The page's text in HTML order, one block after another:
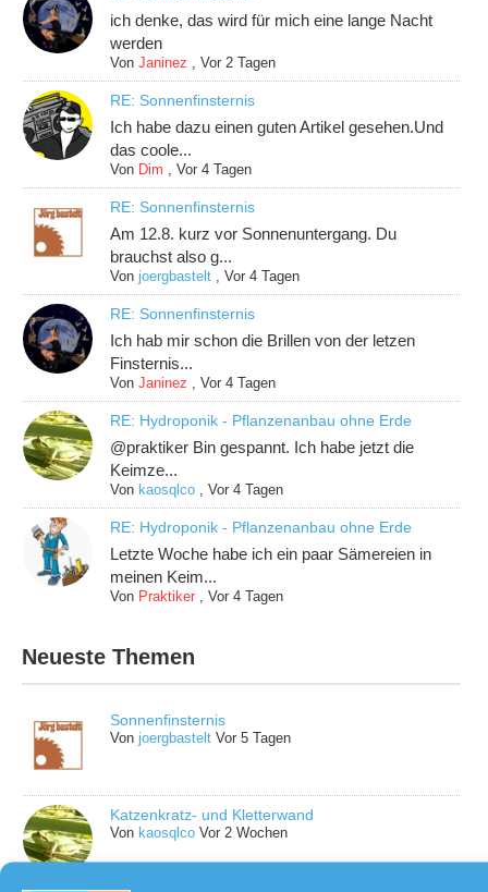
ich denke, das wird für mich eine lange Nacht
werden
VonJaninez ,Vor 2 Tagen
RE: Sonnenfinsternis
Ich habe dazu einen guten Artikel gesehen.Und
das coole...
Von Dim ,Vor 4 Tagen
RE: Sonnenfinsternis
Am 12.8. kurz vor Sonnenuntergang. Du
brauchst also g...
Vonjoergbastelt ,Vor 4 Tagen
RE: Sonnenfinsternis
Ich hab mir schon die Brillen von der letzen
Finsternis...
VonJaninez ,Vor 4 Tagen
RE: Hydroponik - Pflanzenanbau ohne Erde
@praktiker Bin gespannt. Ich habe jetzt die
Keimze...
Von kaosqlco ,Vor 4 Tagen
RE: Hydroponik - Pflanzenanbau ohne Erde
Letzte Woche habe ich ein paar Sämereien in
meinen Keim...
Von Praktiker ,Vor 4 Tagen
Neueste Themen
Sonnenfinsternis
Vonjoergbastelt Vor 5 Tagen
Katzenkratz- und Kletterwand
Vonkaosqlco Vor 2 Wochen